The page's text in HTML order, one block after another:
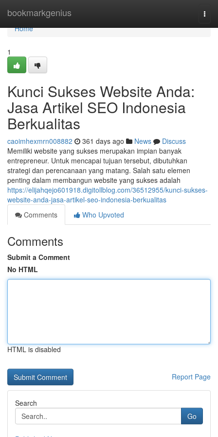
bookmarkgenius
Home
Home
1
Kunci Sukses Website Anda:
Jasa Artikel SEO Indonesia
Berkualitas
caoimhexmrn008882 361 days ago News
Discuss
Memiliki website yang sukses merupakan impian banyak
entrepreneur. Untuk mencapai tujuan tersebut, dibutuhkan
strategi dan perencanaan yang matang. Salah satu elemen
penting dalam membangun website yang sukses adalah
https://elijahqejo601918.digitollblog.com/36512955/kunci-sukses-
website-anda-jasa-artikel-seo-indonesia-berkualitas
Comments
Who Upvoted
Comments
Submit a Comment
No HTML
HTML is disabled
Report Page
Search
Go